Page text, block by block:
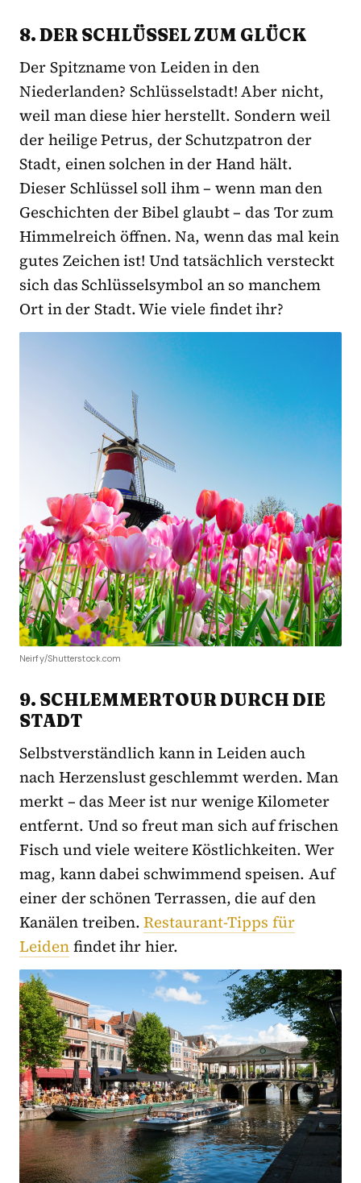
8. DER SCHLÜSSEL ZUM GLÜCK
Der Spitzname von Leiden in den
Niederlanden? Schlüsselstadt! Aber nicht,
weil man diese hier herstellt. Sondern weil
der heilige Petrus, der Schutzpatron der
Stadt, einen solchen in der Hand hält.
Dieser Schlüssel soll ihm – wenn man den
Geschichten der Bibel glaubt – das Tor zum
Himmelreich öffnen. Na, wenn das mal kein
gutes Zeichen ist! Und tatsächlich versteckt
sich das Schlüsselsymbol an so manchem
Ort in der Stadt. Wie viele findet ihr?
Neirfy/Shutterstock.com
9. SCHLEMMERTOUR DURCH DIE
STADT
Selbstverständlich kann in Leiden auch
nach Herzenslust geschlemmt werden. Man
merkt – das Meer ist nur wenige Kilometer
entfernt. Und so freut man sich auf frischen
Fisch und viele weitere Köstlichkeiten. Wer
mag, kann dabei schwimmend speisen. Auf
einer der schönen Terrassen, die auf den
Kanälen treiben.Restaurant-Tipps für
Leidenfindet ihr hier.